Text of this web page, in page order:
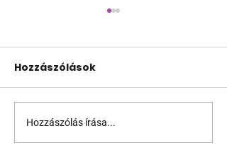
Fico már az azonos
nemű párok
Hozzászólások
Hozzászólás írása...